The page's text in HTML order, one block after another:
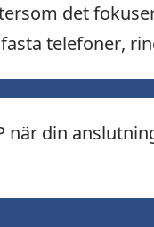
det
telefoner,
när din